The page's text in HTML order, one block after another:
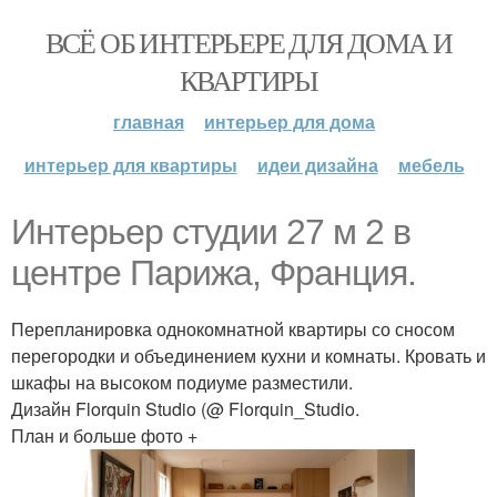
ВСЁ ОБ ИНТЕРЬЕРЕ ДЛЯ ДОМА И
КВАРТИРЫ
главная
интерьер для дома
интерьер для квартиры
идеи дизайна мебель
Интерьер студии 27 м 2 в
центре Парижа, Франция.
Перепланировка однокомнатной квартиры со сносом
перегородки и объединением кухни и комнаты. Кровать и
шкафы на высоком подиуме разместили.
Дизайн Florquin Studio (@ Florquin_Studio.
План и больше фото +